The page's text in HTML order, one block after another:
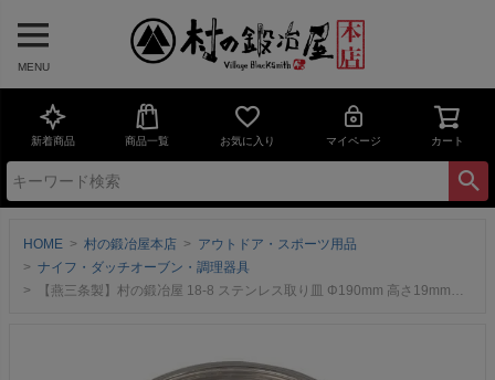
MENU
新着商品 商品一覧 お気に入り マイページ カート
HOME 村の鍛冶屋本店
アウトドア・スポーツ用品
ナイフ・ダッチオーブン・調理器具
【燕三条製】村の鍛冶屋 18-8 ステンレス取り皿 Φ190mm 高さ19mm 板厚0.7mmとシンプルながらアウトドアでタフに使える！【ネコポス可能】